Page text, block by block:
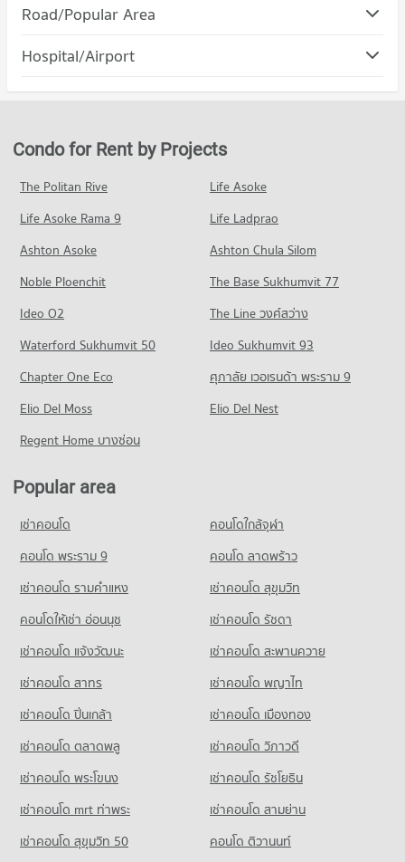
Road/Popular Area
Condo Muang Tak Tak
Condo for Rent in Muang Tak Tak
Condo for Sale in Muang Tak Tak
23 properties for sale
Condo Mae Ramat Tak
PROJECT_COUNT
Condo for Rent in Mae Ramat Tak
0 properties for rent
Condo for Sale in Mae Ramat Tak
3 properties for sale
Condo Phop Phra Tak
0 properties for rent
Condo for Sale in Phop Phra Tak
1 properties for sale
Hospital/Airport
Condo for Rent by Projects
The Politan Rive
Life Asoke
Life Asoke Rama 9
Life Ladprao
Ashton Asoke
Ashton Chula Silom
Noble Ploenchit
The Base Sukhumvit 77
Ideo O2
The Line วงศ์สว่าง
Waterford Sukhumvit 50
Ideo Sukhumvit 93
Chapter One Eco
ศุภาลัย เวอเรนด้า พระราม 9
Elio Del Moss
Elio Del Nest
Regent Home บางซ่อน
Popular area
เช่าคอนโด
คอนโดใกล้จุฬา
คอนโด พระราม 9
คอนโด ลาดพร้าว
เช่าคอนโด รามคําแหง
เช่าคอนโด สุขุมวิท
คอนโดให้เช่า อ่อนนุช
เช่าคอนโด รัชดา
เช่าคอนโด แจ้งวัฒนะ
เช่าคอนโด สะพานควาย
เช่าคอนโด สาทร
เช่าคอนโด พญาไท
เช่าคอนโด ปิ่นเกล้า
เช่าคอนโด เมืองทอง
เช่าคอนโด ตลาดพลู
เช่าคอนโด วิภาวดี
เช่าคอนโด พระโขนง
เช่าคอนโด รัชโยธิน
เช่าคอนโด mrt ท่าพระ
เช่าคอนโด สามย่าน
เช่าคอนโด สุขุมวิท 50
คอนโด ติวานนท์